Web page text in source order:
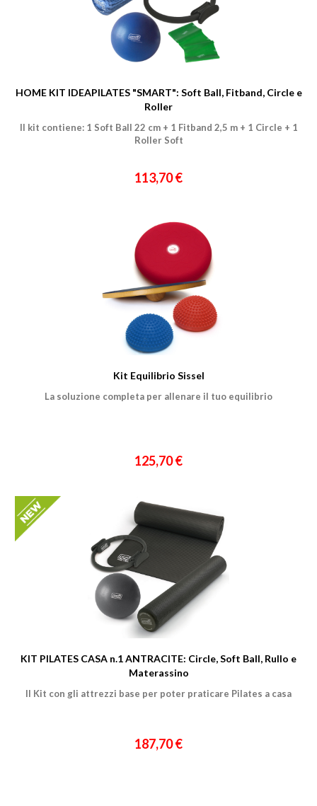
Ho preso visione dell'informativa al trattamento dati
Voglio ricevere comunicazioni su corsi, eventi, prodotti e novità di
Informativa Privacy
HOME KIT IDEAPILATES "SMART": Soft Ball, Fitband, Circle e
Roller
Il kit contiene: 1 Soft Ball 22 cm + 1 Fitband 2,5 m + 1 Circle + 1
Roller Soft
113,70 €
Kit Equilibrio Sissel
La soluzione completa per allenare il tuo equilibrio
125,70 €
KIT PILATES CASA n.1 ANTRACITE: Circle, Soft Ball, Rullo e
Materassino
Il Kit con gli attrezzi base per poter praticare Pilates a casa
187,70 €